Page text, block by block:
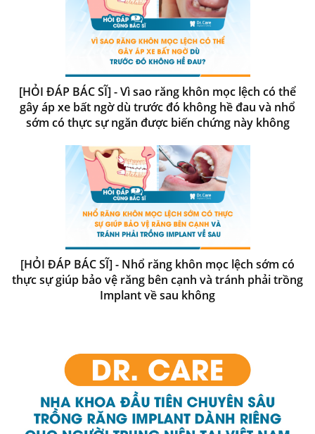
[HỎI ĐÁP BÁC SĨ] - Vì sao răng khôn mọc lệch có thể
gây áp xe bất ngờ dù trước đó không hề đau và nhổ
sớm có thực sự ngăn được biến chứng này không
[HỎI ĐÁP BÁC SĨ] - Nhổ răng khôn mọc lệch sớm có
thực sự giúp bảo vệ răng bên cạnh và tránh phải trồng
Implant về sau không